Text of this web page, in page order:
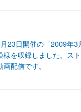
23日開催の「2009年3
様を収録しました。ス
画配信です。